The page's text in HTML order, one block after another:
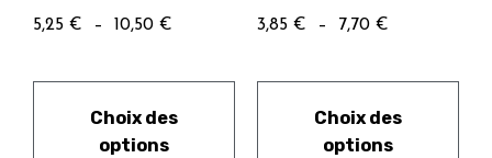
5,25 € – 10,50 €
Choix des
options
3,85 € – 7,70 €
Choix des
options